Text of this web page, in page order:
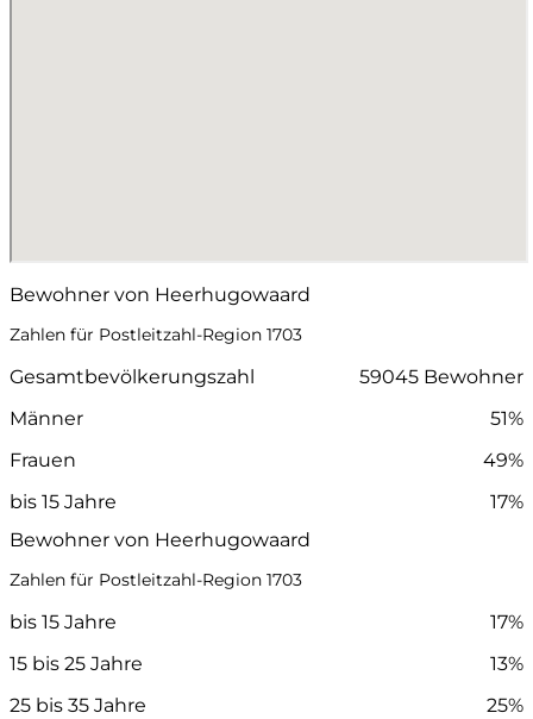
Bewohner von Heerhugowaard
Zahlen für Postleitzahl-Region 1703
Gesamtbevölkerungszahl
59045 Bewohner
Männer
51%
Frauen
49%
bis 15 Jahre
17%
Bewohner von Heerhugowaard
Zahlen für Postleitzahl-Region 1703
bis 15 Jahre
17%
15 bis 25 Jahre
13%
25 bis 35 Jahre
25%